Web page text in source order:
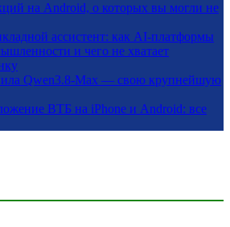
на Android, о которых вы могли не
ассистент: как AI-платформы
и чего не хватает
Qwen3.8-Max — свою крупнейшую
ВТБ на iPhone и Android: все